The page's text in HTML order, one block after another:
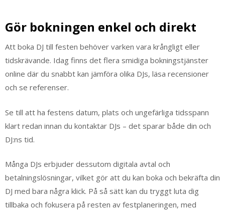
Gör bokningen enkel och direkt
Att boka DJ till festen behöver varken vara krångligt eller
tidskrävande. Idag finns det flera smidiga bokningstjänster
online där du snabbt kan jämföra olika DJs, läsa recensioner
och se referenser.
Se till att ha festens datum, plats och ungefärliga tidsspann
klart redan innan du kontaktar DJs – det sparar både din och
DJ:ns tid.
Många DJs erbjuder dessutom digitala avtal och
betalningslösningar, vilket gör att du kan boka och bekräfta din
DJ med bara några klick. På så sätt kan du tryggt luta dig
tillbaka och fokusera på resten av festplaneringen, med